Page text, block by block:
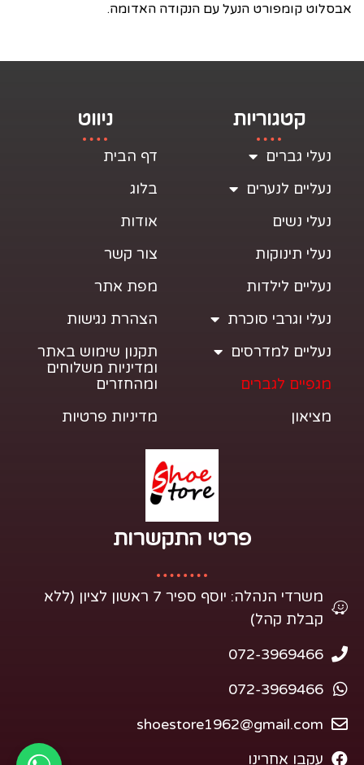
אבסלוט קומפורט הנעל עם הנקודה האדומה.
קטגוריות
נעלי גברים
נעליים לנערים
נעלי נשים
נעלי תינוקות
נעליים לילדות
נעלי וגרבי סוכרת
נעליים למדרסים
מגפיים לגברים
מציאון
ניווט
דף הבית
בלוג
אודות
צור קשר
מפת אתר
הצהרת נגישות
תקנון שימוש באתר
ומדיניות משלוחים
ומהחזרים
מדיניות פרטיות
פרטי התקשרות​
משרדי הנהלה: יוסף ספיר 7 ראשון לציון (ללא
קבלת קהל)
072-3969466
072-3969466
shoestore1962@gmail.com
עקבו אחרינו